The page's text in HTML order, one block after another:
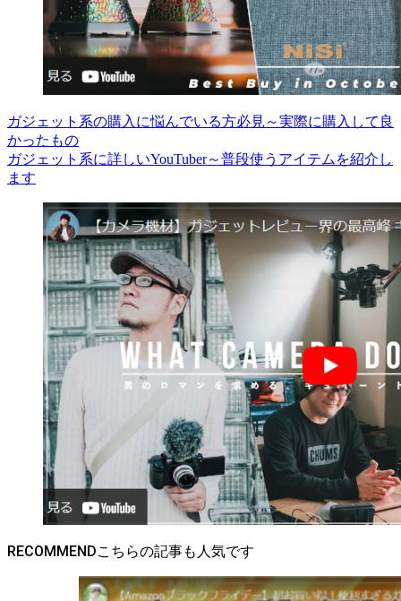
ガジェット系の購入に悩んでいる方必見～実際に購入して良
かったもの
ガジェット系に詳しいYouTuber～普段使うアイテムを紹介し
ます
RECOMMEND